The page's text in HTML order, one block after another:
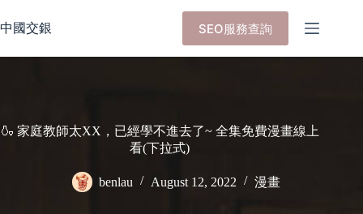
to
content
中國交銀 SEO服務查詢
🍶 家庭教師太XX，已經學不進去了~ 全集免費漫畫線上
看(下拉式)
benlau August 12, 2022 漫畫